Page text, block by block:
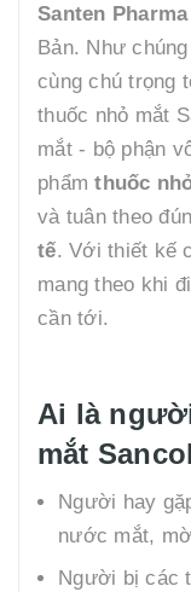
Santen Pharma
Bản. Như
cùng chú trọng
thuốc nhỏ mắt
mắt - bộ phận
phẩmthuốc
và tuân theo
tế. Với thiết kế
mang theo khi
cần tới.
Ai là
mắt
Người hay
nước mắt,
Người bị các